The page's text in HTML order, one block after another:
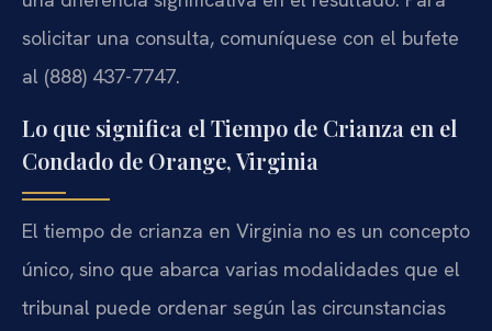
solicitar una consulta, comuníquese con el bufete
al (888) 437-7747.
Lo que significa el Tiempo de Crianza en el
Condado de Orange, Virginia
El tiempo de crianza en Virginia no es un concepto
único, sino que abarca varias modalidades que el
tribunal puede ordenar según las circunstancias